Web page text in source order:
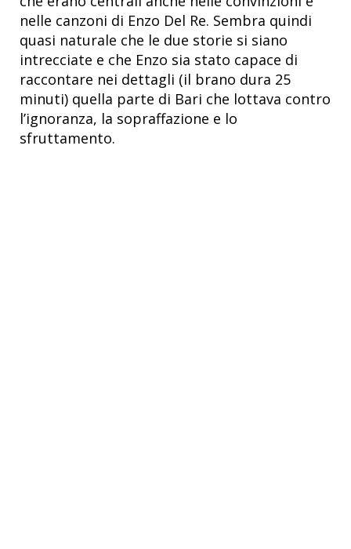
nelle canzoni di Enzo Del Re. Sembra quindi
quasi naturale che le due storie si siano
intrecciate e che Enzo sia stato capace di
raccontare nei dettagli (il brano dura 25
minuti) quella parte di Bari che lottava contro
l’ignoranza, la sopraffazione e lo
sfruttamento.